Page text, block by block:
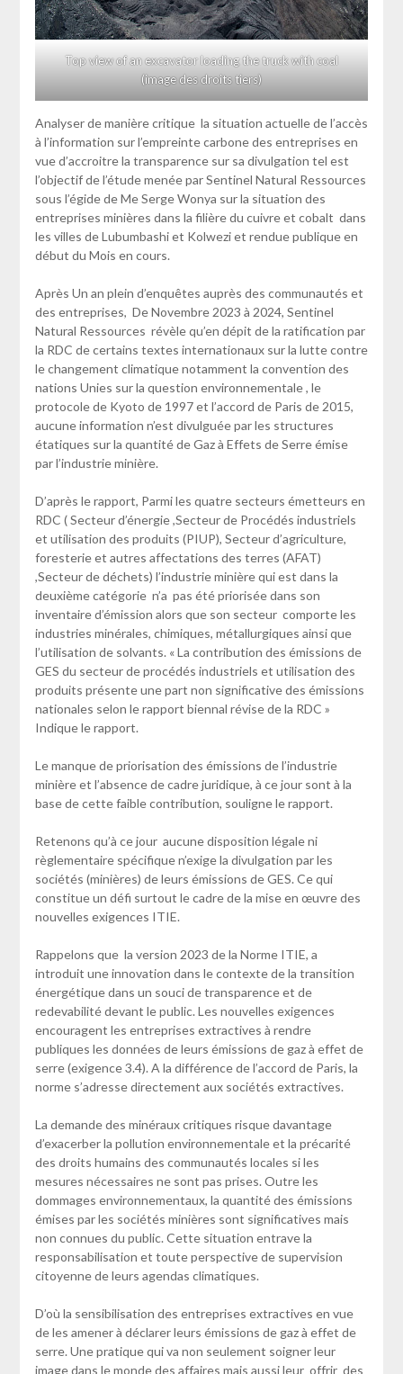
Top view of an excavator loading the truck with coal
(image des droits tiers)
Analyser de manière critique la situation actuelle de l’accès
à l’information sur l’empreinte carbone des entreprises en
vue d’accroitre la transparence sur sa divulgation tel est
l’objectif de l’étude menée par Sentinel Natural Ressources
sous l’égide de Me Serge Wonya sur la situation des
entreprises minières dans la filière du cuivre et cobalt dans
les villes de Lubumbashi et Kolwezi et rendue publique en
début du Mois en cours.
Après Un an plein d’enquêtes auprès des communautés et
des entreprises, De Novembre 2023 à 2024, Sentinel
Natural Ressources révèle qu’en dépit de la ratification par
la RDC de certains textes internationaux sur la lutte contre
le changement climatique notamment la convention des
nations Unies sur la question environnementale , le
protocole de Kyoto de 1997 et l’accord de Paris de 2015,
aucune information n’est divulguée par les structures
étatiques sur la quantité de Gaz à Effets de Serre émise
par l’industrie minière.
D’après le rapport, Parmi les quatre secteurs émetteurs en
RDC ( Secteur d’énergie ,Secteur de Procédés industriels
et utilisation des produits (PIUP), Secteur d’agriculture,
foresterie et autres affectations des terres (AFAT)
,Secteur de déchets) l’industrie minière qui est dans la
deuxième catégorie n’a pas été priorisée dans son
inventaire d’émission alors que son secteur comporte les
industries minérales, chimiques, métallurgiques ainsi que
l’utilisation de solvants. « La contribution des émissions de
GES du secteur de procédés industriels et utilisation des
produits présente une part non significative des émissions
nationales selon le rapport biennal révise de la RDC »
Indique le rapport.
Le manque de priorisation des émissions de l’industrie
minière et l’absence de cadre juridique, à ce jour sont à la
base de cette faible contribution, souligne le rapport.
Retenons qu’à ce jour aucune disposition légale ni
règlementaire spécifique n’exige la divulgation par les
sociétés (minières) de leurs émissions de GES. Ce qui
constitue un défi surtout le cadre de la mise en œuvre des
nouvelles exigences ITIE.
Rappelons que la version 2023 de la Norme ITIE, a
introduit une innovation dans le contexte de la transition
énergétique dans un souci de transparence et de
redevabilité devant le public. Les nouvelles exigences
encouragent les entreprises extractives à rendre
publiques les données de leurs émissions de gaz à effet de
serre (exigence 3.4). A la différence de l’accord de Paris, la
norme s’adresse directement aux sociétés extractives.
La demande des minéraux critiques risque davantage
d’exacerber la pollution environnementale et la précarité
des droits humains des communautés locales si les
mesures nécessaires ne sont pas prises. Outre les
dommages environnementaux, la quantité des émissions
émises par les sociétés minières sont significatives mais
non connues du public. Cette situation entrave la
responsabilisation et toute perspective de supervision
citoyenne de leurs agendas climatiques.
D’où la sensibilisation des entreprises extractives en vue
de les amener à déclarer leurs émissions de gaz à effet de
serre. Une pratique qui va non seulement soigner leur
image dans le monde des affaires mais aussi leur offrir des